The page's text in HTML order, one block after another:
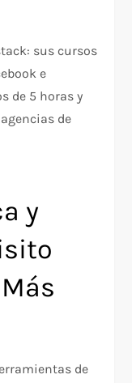
sus cursos
e
de 5 horas y
de
y
de